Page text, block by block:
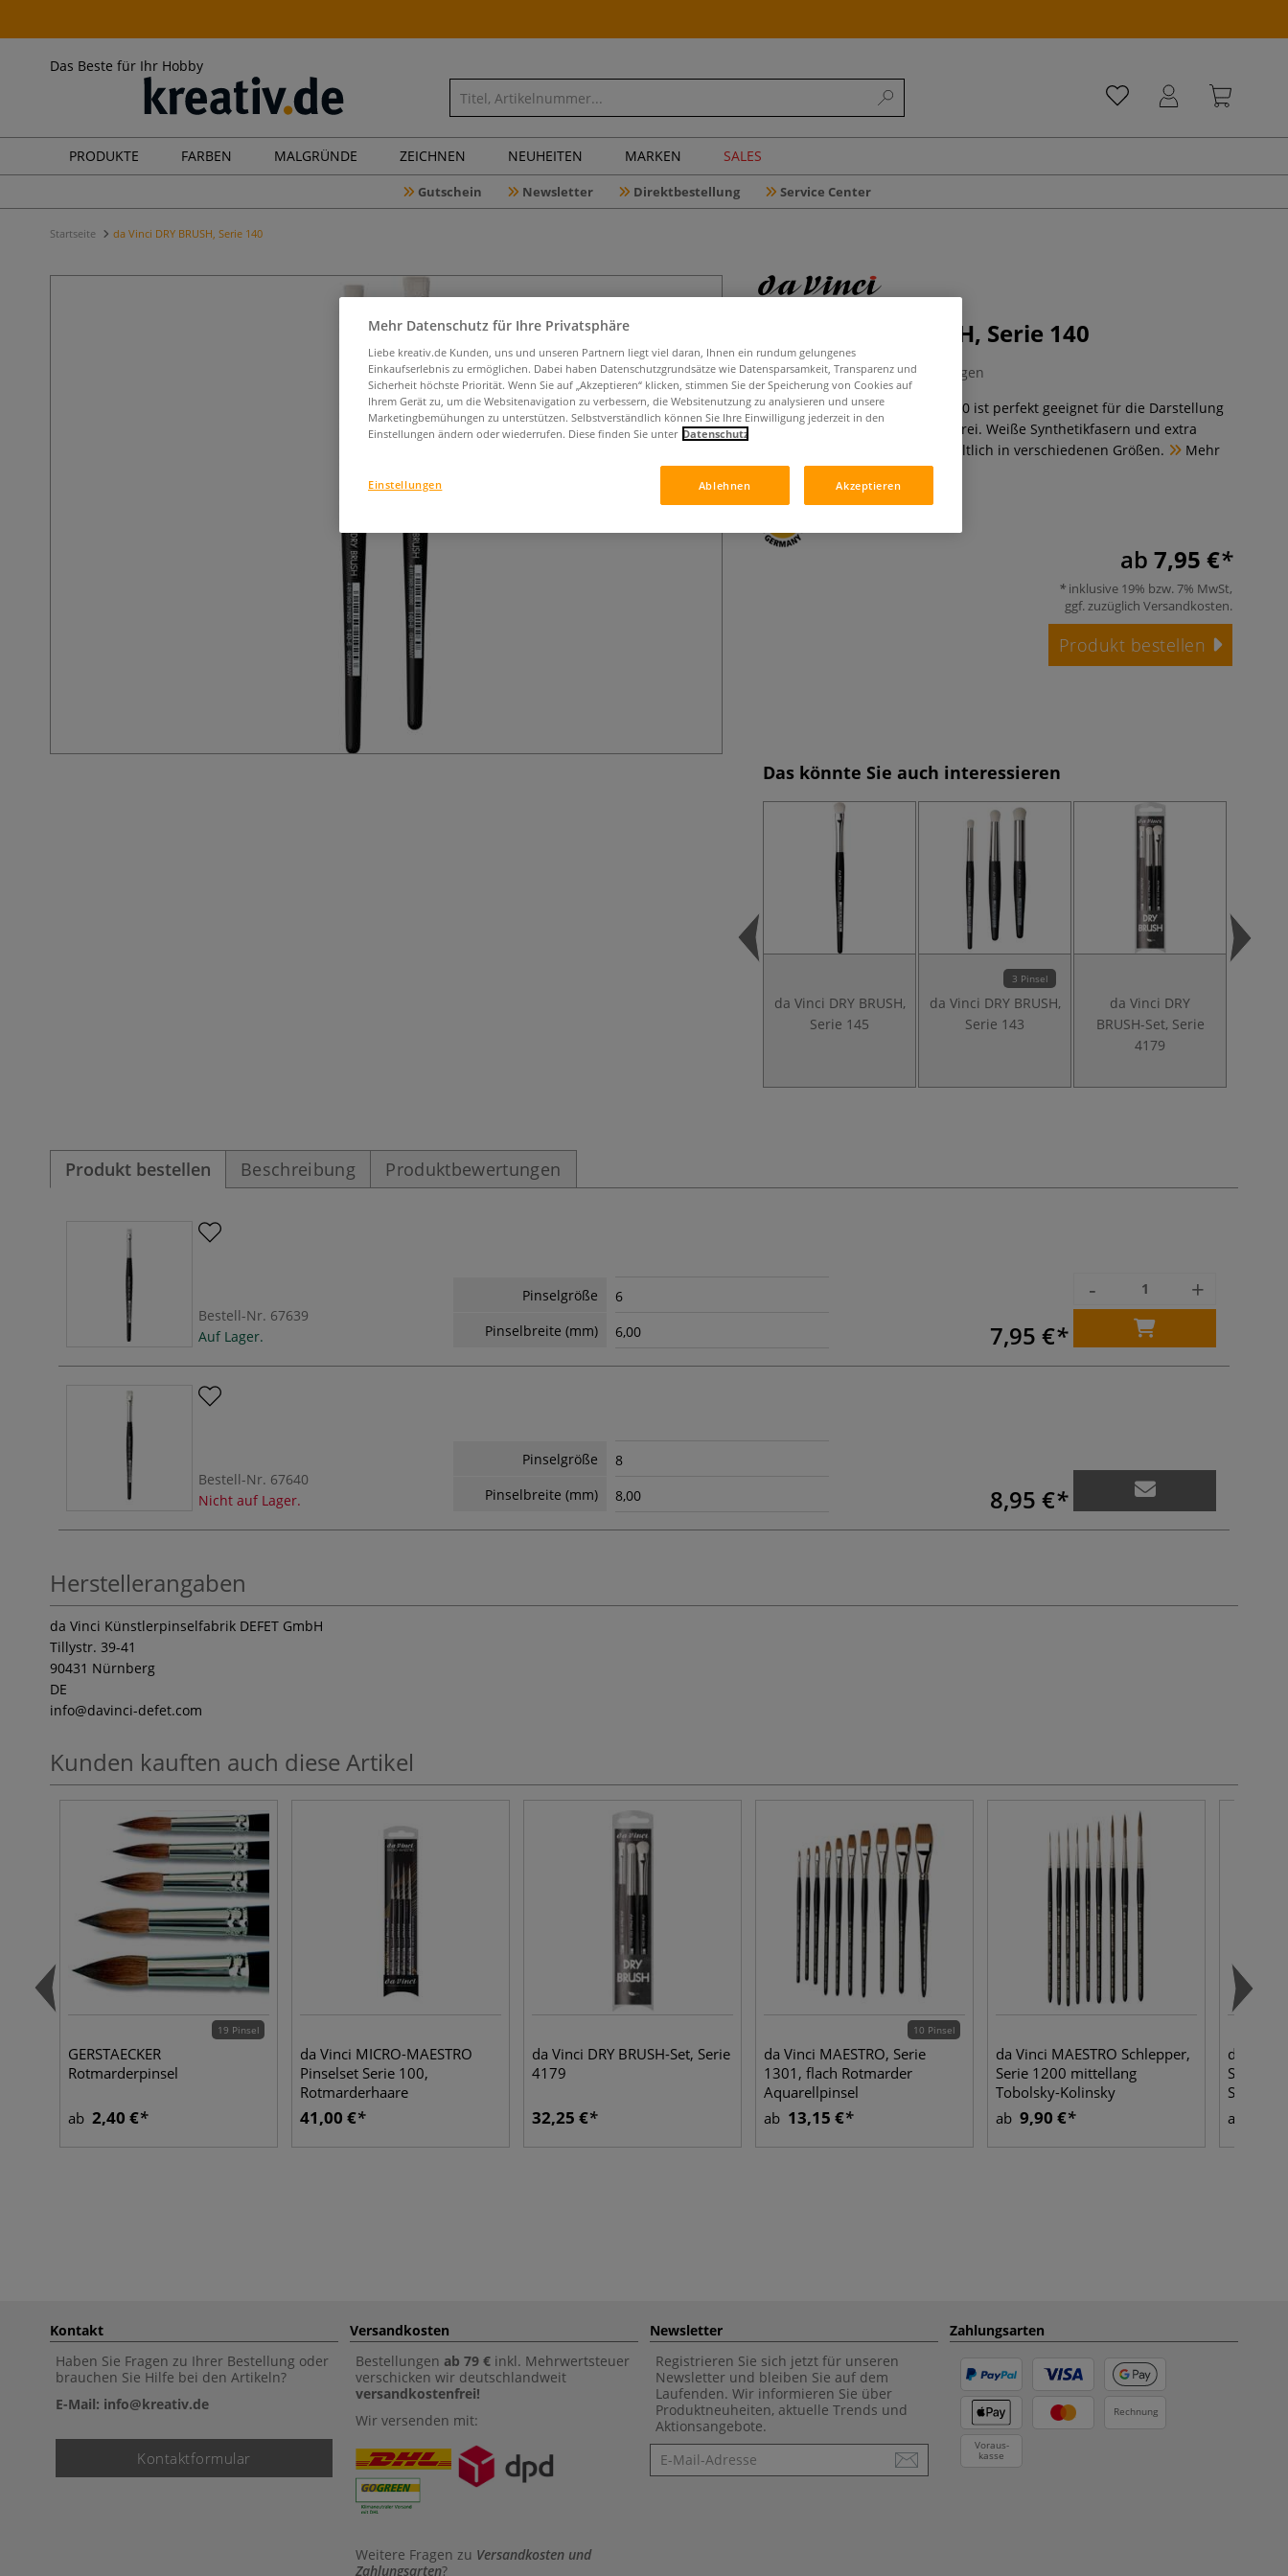
Das Beste für Ihr Hobby
PRODUKTE FARBEN MALGRÜNDE ZEICHNEN NEUHEITEN MARKEN SALES
Gutschein Newsletter Direktbestellung Service Center
Startseite da Vinci DRY BRUSH, Serie 140
da Vinci DRY BRUSH, Serie 140
0 Bewertungen
Der da Vinci DRY BRUSH, Serie 140 ist perfekt geeignet für die Darstellung
von Effekten in der Miniaturmalerei. Weiße Synthetikfasern und extra
kurzer Esagonalstiel. Vegan. Erhältlich in verschiedenen Größen.
Mehr
ab 7,95 €
inklusive 19% bzw. 7% MwSt,
ggf. zuzüglich Versandkosten.
Produkt bestellen
Das könnte Sie auch interessieren
da Vinci DRY BRUSH,
Serie 145
3 Pinsel
da Vinci DRY BRUSH,
Serie 143
da Vinci DRY
BRUSH-Set, Serie
4179
Produkt bestellen Beschreibung Produktbewertungen
Bestell-Nr. 67639
Auf Lager.
Pinselgröße
6
Pinselbreite (mm)
6,00 7,95 €
- +
Bestell-Nr. 67640
Nicht auf Lager.
Pinselgröße
8
Pinselbreite (mm)
8,00 8,95 €
Herstellerangaben
da Vinci Künstlerpinselfabrik DEFET GmbH
Tillystr. 39-41
90431 Nürnberg
DE
info@davinci-defet.com
Kunden kauften auch diese Artikel
19 Pinsel
GERSTAECKER
Rotmarderpinsel
ab 2,40 €
da Vinci MICRO-MAESTRO
Pinselset Serie 100,
Rotmarderhaare
41,00 €
da Vinci DRY BRUSH-Set, Serie
4179
32,25 €
10 Pinsel
da Vinci MAESTRO, Serie
1301, flach Rotmarder
Aquarellpinsel
ab 13,15 €
da Vinci MAESTRO Schlepper,
Serie 1200 mittellang
Tobolsky-Kolinsky
Rotmarderhaare
ab 9,90 €
da Vinci
Serie
ab
Kontakt
Haben Sie Fragen zu Ihrer Bestellung oder
brauchen Sie Hilfe bei den Artikeln?
E-Mail: info@kreativ.de
Kontaktformular
Versandkosten
Bestellungen ab 79 € inkl. Mehrwertsteuer
verschicken wir deutschlandweit
versandkostenfrei!
Wir versenden mit:
Weitere Fragen zu Versandkosten und
Zahlungsarten?
Newsletter
Registrieren Sie sich jetzt für unseren
Newsletter und bleiben Sie auf dem
Laufenden. Wir informieren Sie über
Produktneuheiten, aktuelle Trends und
Aktionsangebote.
Newsletter
Zahlungsarten
Rechnung
Voraus-
kasse
Mehr Datenschutz für Ihre Privatsphäre
Liebe kreativ.de Kunden, uns und unseren Partnern liegt viel daran, Ihnen ein rundum gelungenes
Einkaufserlebnis zu ermöglichen. Dabei haben Datenschutzgrundsätze wie Datensparsamkeit, Transparenz und
Sicherheit höchste Priorität. Wenn Sie auf „Akzeptieren“ klicken, stimmen Sie der Speicherung von Cookies auf
Ihrem Gerät zu, um die Websitenavigation zu verbessern, die Websitenutzung zu analysieren und unsere
Marketingbemühungen zu unterstützen. Selbstverständlich können Sie Ihre Einwilligung jederzeit in den
Einstellungen ändern oder wiederrufen. Diese finden Sie unter Datenschutz
Ablehnen Akzeptieren
Einstellungen